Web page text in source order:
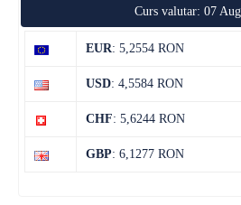
29°C
Joi
14 august
Curs valutar: 07
EUR: 5,2554 RON
USD: 4,5584 RON
CHF: 5,6244 RON
GBP: 6,1277 RON